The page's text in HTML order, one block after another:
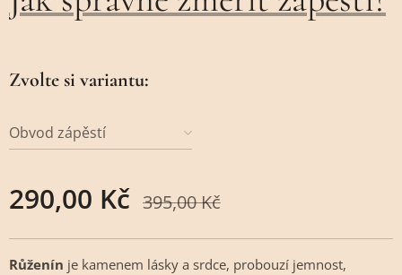
Zvolte si variantu:
Obvod zápěstí
290,00 Kč 395,00Kč
Růženín je kamenem lásky a srdce, probouzí jemnost,